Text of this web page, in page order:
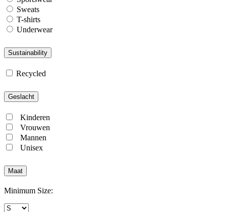
Sweats
T-shirts
Underwear
Sustainability
Recycled
Geslacht
Kinderen
Vrouwen
Mannen
Unisex
Maat
Minimum Size: